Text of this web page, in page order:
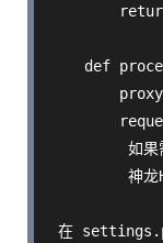
def
如果
神龙
在